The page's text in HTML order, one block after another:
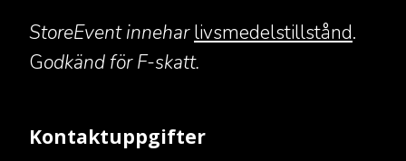
StoreEvent inneharlivsmedelstillstånd.
Godkänd för F-skatt.
Kontaktuppgifter